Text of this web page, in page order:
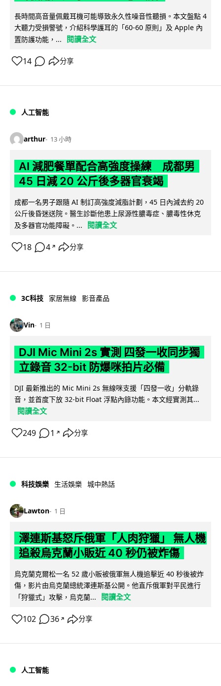
長時間高音量佩戴耳機可能導致永久性噪音性聽損。本文盤點 4
大聽力受損警號，介紹科學護耳的「60-60 原則」及 Apple 內
置防護功能，...
閱讀全文
14 分享
人工智能
arthur 13 小時
AI 減肥餐單配合高強度操練 成都男
45 日減 20 公斤後多器官衰竭
成都一名男子跟隨 AI 制訂高強度減脂計劃，45 日內減去約 20
公斤後昏迷送院。醫生診斷他患上尿源性膿毒症、膿毒性休克
及多器官功能障礙。...
閱讀全文
18 4 ↗ 分享
3C科技 家居無線 影音產品
Vin 1 日
DJI Mic Mini 2s 實測 四發一收同步獨
立錄音 32-bit 防爆咪拍片必備
DJI 最新推出的 Mic Mini 2s 無線咪支援「四發一收」分軌錄
音，並首度下放 32-bit Float 浮點內錄功能。本文經實測其...
閱讀全文
249 1 ↗ 分享
科技娛樂 生活娛樂 城中熱話
Lawton 1 日
澤連斯基怒斥俄軍「人肉狩獵」 無人機
追殺烏克蘭小販近 40 秒仍被炸傷
烏克蘭克爾松一名 52 歲小販被俄軍無人機追擊近 40 秒後被炸
傷，影片由烏克蘭總統澤連斯基公開。他直斥俄軍對平民進行
「狩獵式」攻擊，烏克蘭...
閱讀全文
102 36 ↗ 分享
人工智能